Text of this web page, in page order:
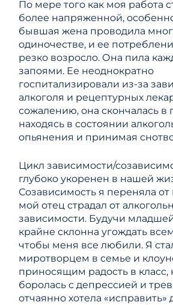
По мере того как моя работа
более напряженной,
бывшая жена проводила
одиночестве, и ее
резко возросло. Она пила
запоями. Ее неоднократно
госпитализировали из-за
алкоголя и рецептурных
сожалению, она скончалась в
находясь в состоянии
опьянения и принимая
Цикл зависимости/
глубоко укоренен в нашей
Созависимость я переняла от
мой отец страдал от
зависимости. Будучи
крайне склонна угождать
чтобы меня все любили. Я
миротворцем в семье и
приносящим радость в класс,
боролась с депрессией и
отчаянно хотела «исправить»